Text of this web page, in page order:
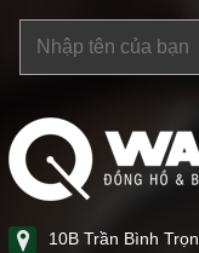
10B Trần Bình